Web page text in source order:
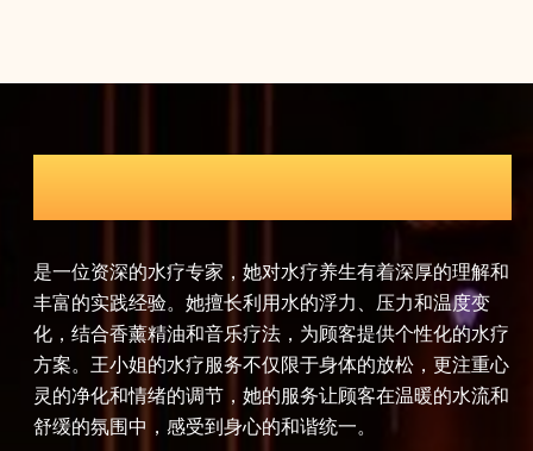
瑜伽导师
赵女士是一位认证的瑜伽导师，拥有瑜伽联盟认证的高级
瑜伽教练资格。她将瑜伽哲学与现代养生理念相结合，为
顾客提供全面的瑜伽养生课程。赵女士的课程包括哈他瑜
伽、流瑜伽、热瑜伽等多种瑜伽流派，她注重呼吸与动作
的协调，帮助顾客提升身体的柔韧性和力量，同时达到心
灵平静和精神放松的效果。